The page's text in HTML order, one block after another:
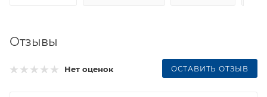
Отзывы
Нет оценок ОСТАВИТЬ ОТЗЫВ